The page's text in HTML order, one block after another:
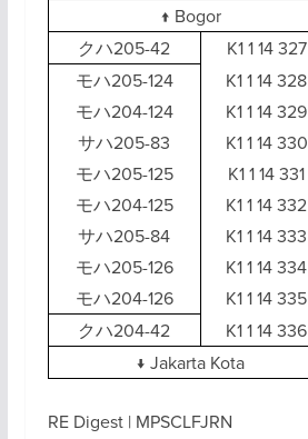
↑ Bogor
クハ205-42
K1 1 14 327
モハ205-124
K1 1 14 328
モハ204-124
K1 1 14 329
サハ205-83
K1 1 14 330
モハ205-125
K1 1 14 331
モハ204-125
K1 1 14 332
サハ205-84
K1 1 14 333
モハ205-126
K1 1 14 334
モハ204-126
K1 1 14 335
クハ204-42
K1 1 14 336
↓ Jakarta Kota
RE Digest | MPSCLFJRN